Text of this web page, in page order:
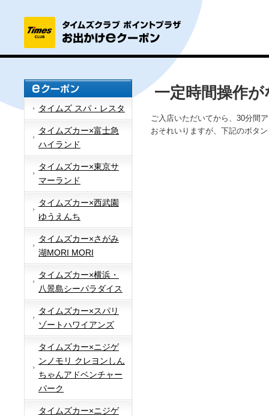
タイムズ スパ・レスタ
タイムズカー×富士急
ハイランド
タイムズカー×東京サ
マーランド
タイムズカー×西武園
ゆうえんち
タイムズカー×さがみ
湖MORI MORI
タイムズカー×横浜・
八景島シーパラダイス
タイムズカー×スパリ
ゾートハワイアンズ
タイムズカー×ニジゲ
ンノモリ クレヨンしん
ちゃんアドベンチャー
パーク
タイムズカー×ニジゲ
一定時間操作
ご入店いただいてから、30分間
おそれいりますが、下記のボタ